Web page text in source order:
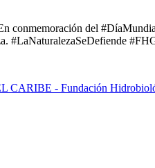
conmemoración del
#LaNaturalezaSeDefiende